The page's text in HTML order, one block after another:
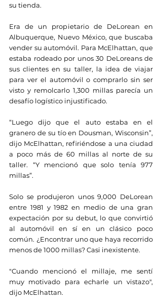
su tienda.
Era de un propietario de DeLorean en
Albuquerque, Nuevo México, que buscaba
vender su automóvil. Para McElhattan, que
estaba rodeado por unos 30 DeLoreans de
sus clientes en su taller, la idea de viajar
para ver el automóvil o comprarlo sin ser
visto y remolcarlo 1,300 millas parecía un
desafío logístico injustificado.
“Luego dijo que el auto estaba en el
granero de su tío en Dousman, Wisconsin”,
dijo McElhattan, refiriéndose a una ciudad
a poco más de 60 millas al norte de su
taller. “Y mencionó que solo tenía 977
millas”.
Solo se produjeron unos 9,000 DeLorean
entre 1981 y 1982 en medio de una gran
expectación por su debut, lo que convirtió
al automóvil en sí en un clásico poco
común. ¿Encontrar uno que haya recorrido
menos de 1000 millas? Casi inexistente.
"Cuando mencionó el millaje, me sentí
muy motivado para echarle un vistazo",
dijo McElhattan.